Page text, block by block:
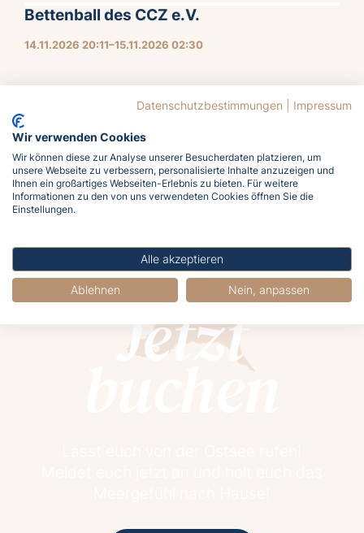
14.11.2026 20:11–15.11.2026 02:30
Bettenball des CCZ e.V.
1 2
Jetzt
buchen
Datenschutzbestimmungen Impressum
Wir verwenden Cookies
Wir können diese zur Analyse unserer Besucherdaten platzieren, um
unsere Webseite zu verbessern, personalisierte Inhalte anzuzeigen und
Ihnen ein großartiges Webseiten-Erlebnis zu bieten. Für weitere
Informationen zu den von uns verwendeten Cookies öffnen Sie die
Einstellungen.
Alle akzeptieren
Ablehnen Nein, anpassen